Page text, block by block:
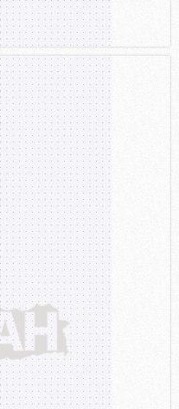
için İnternet
ait çerezler
çeşitli kişisel
çerezler bilgi
daha işlevsel
sizlere yönelik
amaçlarıyla
kullanılacaktır.
yer alan panel
ilişkin detaylı bilgi
Bilgilendirme
Kanunu uyarınca
okumak ve sitemizde